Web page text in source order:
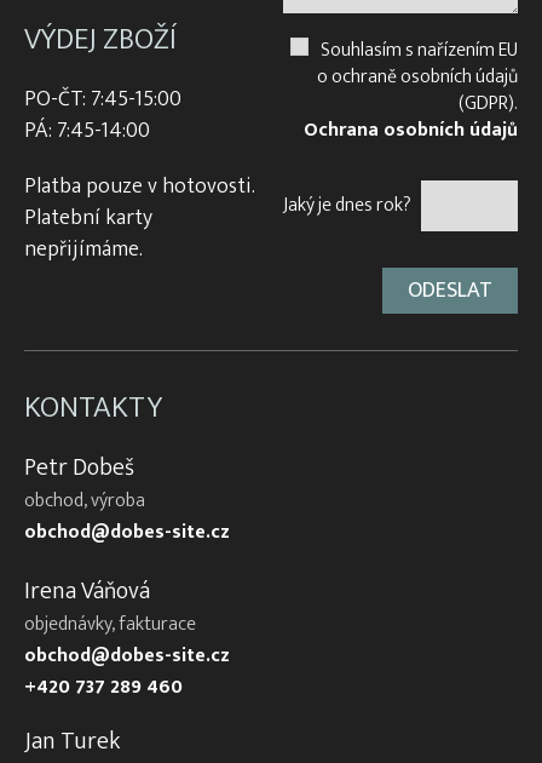
VÝDEJ ZBOŽÍ
PO-ČT: 7:45-15:00
PÁ: 7:45-14:00
Platba pouze v hotovosti.
Platební karty
nepřijímáme.
Souhlasím s nařízením EU
o ochraně osobních údajů
(GDPR).
Ochrana osobních údajů
Jaký je dnes rok?
KONTAKTY
Petr Dobeš
obchod, výroba
obchod@dobes-site.cz
Irena Váňová
objednávky, fakturace
obchod@dobes-site.cz
+420 737 289 460
Jan Turek